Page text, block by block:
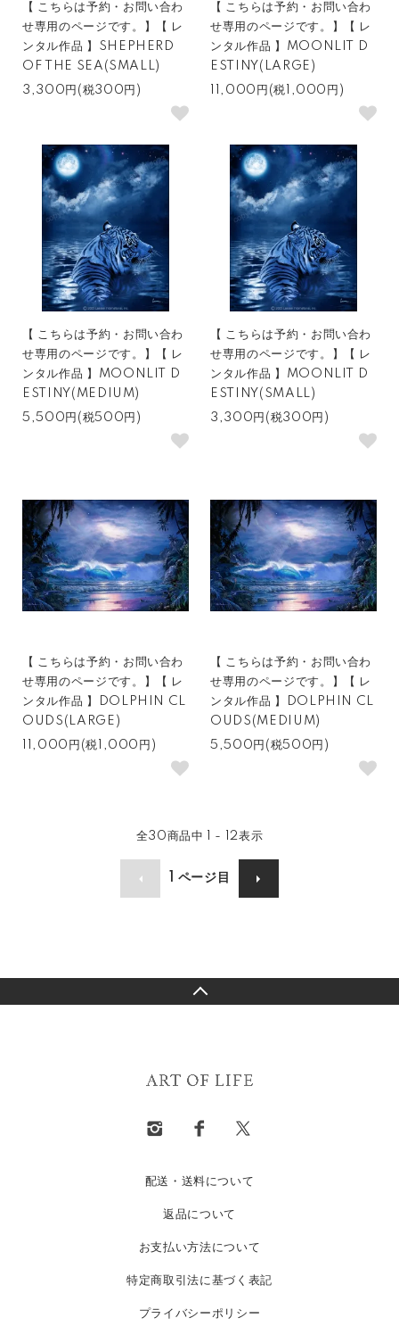
【 こちらは予約・お問い合わ
せ専用のページです。】【 レ
ンタル作品 】SHEPHERD
OF THE SEA(SMALL)
3,300円(税300円)
【 こちらは予約・お問い合わ
せ専用のページです。】【 レ
ンタル作品 】MOONLIT D
ESTINY(LARGE)
11,000円(税1,000円)
【 こちらは予約・お問い合わ
せ専用のページです。】【 レ
ンタル作品 】MOONLIT D
ESTINY(MEDIUM)
5,500円(税500円)
【 こちらは予約・お問い合わ
せ専用のページです。】【 レ
ンタル作品 】MOONLIT D
ESTINY(SMALL)
3,300円(税300円)
【 こちらは予約・お問い合わ
せ専用のページです。】【 レ
ンタル作品 】DOLPHIN CL
OUDS(LARGE)
11,000円(税1,000円)
【 こちらは予約・お問い合わ
せ専用のページです。】【 レ
ンタル作品 】DOLPHIN CL
OUDS(MEDIUM)
5,500円(税500円)
全30 商品中 1 - 12表示
ページ目
配送・送料について
返品について
お支払い方法について
特定商取引法に基づく表記
プライバシーポリシー